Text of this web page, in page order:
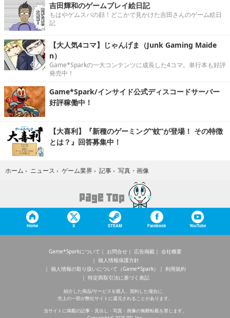
吉田輝和のゲームプレイ絵日記
もはやゲムスパの顔！どこかで見かけた吉田さんのゲーム絵日
記
【大人気4コマ】じゃんげま（Junk Gaming Maide
n）
Game*Sparkの一大コンテンツに成長した4コマ。単行本も好評
発売中！
Game*Spark/インサイド公式ディスコードサーバー
好評稼働中！
【大喜利】『新種のゲーミング“蚊”が登場！ その特徴
とは？』回答募集中！
ホーム › ニュース › ゲーム業界 › 記事 › 写真・画像
Home X STEAM Facebook YouTube
Game*Sparkについて お問合せ 広告掲載
会社概要
個人情報保護方針
個人情報の取り扱いについて（Game*Spark）
利用規約
特定商取引法に基づく表記
紹介した商品/サービスを購入、契約した場合に、
売上の一部が弊社サイトに還元されることがあります。
当サイトに掲載の記事・見出し・写真・画像の無断転載を禁じます。